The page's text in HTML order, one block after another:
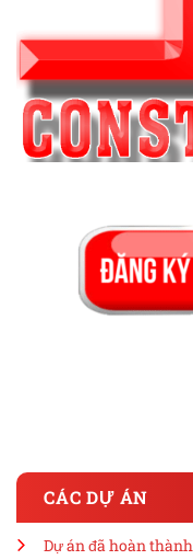
CÁC DỰ ÁN
Dự án đã hoàn thành